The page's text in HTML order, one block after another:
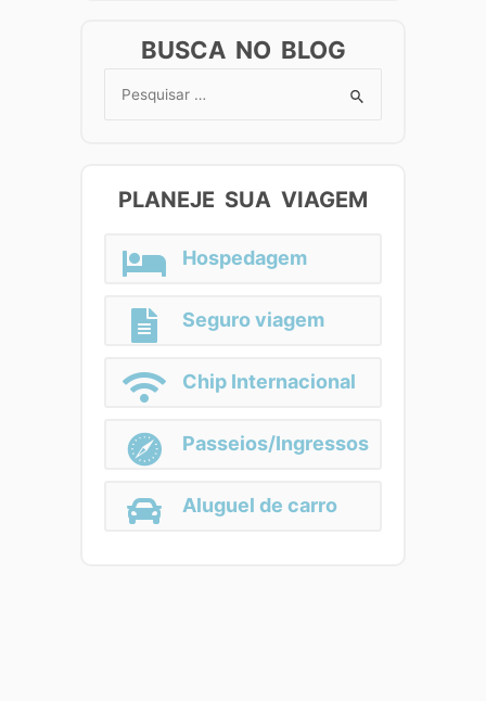
BUSCA NO BLOG
Search
PLANEJE SUA VIAGEM
Hospedagem
Seguro viagem
Chip Internacional
Passeios/Ingressos
Aluguel de carro